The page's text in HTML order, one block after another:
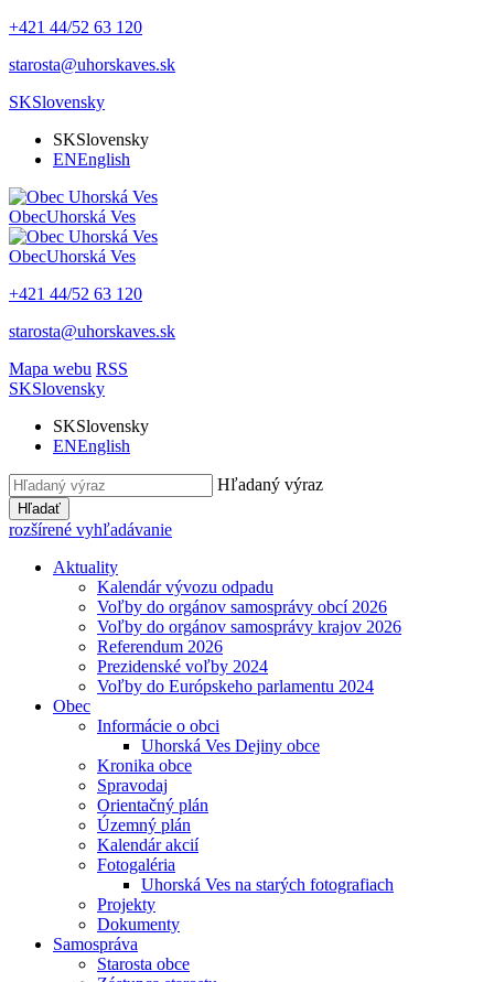
+421 44/52 63 120
starosta@uhorskaves.sk
SKSlovensky
SKSlovensky
ENEnglish
ObecUhorská Ves
ObecUhorská Ves
+421 44/52 63 120
starosta@uhorskaves.sk
Mapa webu RSS
SKSlovensky
SKSlovensky
ENEnglish
Hľadaný výraz
Hľadať
rozšírené vyhľadávanie
Aktuality
Kalendár vývozu odpadu
Voľby do orgánov samosprávy obcí 2026
Voľby do orgánov samosprávy krajov 2026
Referendum 2026
Prezidenské voľby 2024
Voľby do Európskeho parlamentu 2024
Obec
Informácie o obci
Uhorská Ves Dejiny obce
Kronika obce
Spravodaj
Orientačný plán
Územný plán
Kalendár akcií
Fotogaléria
Uhorská Ves na starých fotografiach
Projekty
Dokumenty
Samospráva
Starosta obce